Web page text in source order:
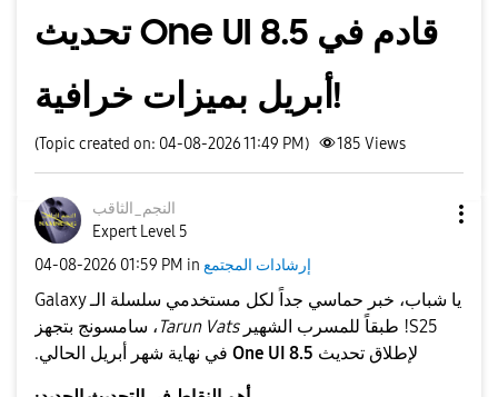
تحديث One UI 8.5 قادم في
أبريل بميزات خرافية!
(Topic created on: 04-08-2026 11:49 PM) 185 Views
النجم_الثاقب
Expert Level 5
‎04-08-2026 01:59 PM in إرشادات المجتمع
يا شباب، خبر حماسي جداً لكل مستخدمي سلسلة الـ Galaxy
S25! طبقاً للمسرب الشهير
Tarun Vats ، سامسونج بتجهز
لإطلاق تحديث One UI 8.5 في نهاية شهر أبريل الحالي.